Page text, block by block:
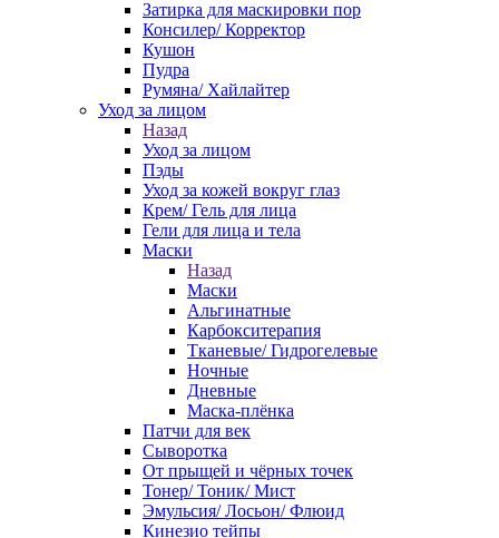
Затирка для маскировки пор
Консилер/ Корректор
Кушон
Пудра
Румяна/ Хайлайтер
Уход за лицом
Назад
Уход за лицом
Пэды
Уход за кожей вокруг глаз
Крем/ Гель для лица
Гели для лица и тела
Маски
Назад
Маски
Альгинатные
Карбокситерапия
Тканевые/ Гидрогелевые
Ночные
Дневные
Маска-плёнка
Патчи для век
Сыворотка
От прыщей и чёрных точек
Тонер/ Тоник/ Мист
Эмульсия/ Лосьон/ Флюид
Кинезио тейпы